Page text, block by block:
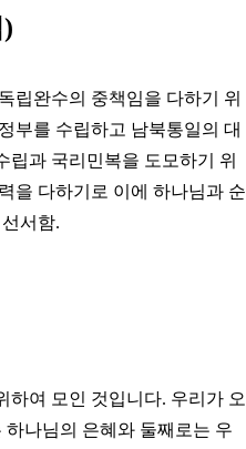
립완수의 중책임을 다하기 위
부를 수립하고 남북통일의 대
립과 국리민복을 도모하기 위
을 다하기로 이에 하나님과 순
서함.
하여 모인 것입니다. 우리가 오
나님의 은혜와 둘째로는 우